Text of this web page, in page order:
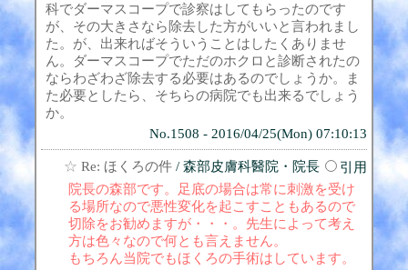
科でダーマスコープで診察はしてもらったのです
が、その大きさなら除去した方がいいと言われまし
た。が、出来ればそういうことはしたくありませ
ん。ダーマスコープでただのホクロと診断されたの
ならわざわざ除去する必要はあるのでしょうか。ま
た必要としたら、そちらの病院でも出来るでしょう
か。
No.1508 - 2016/04/25(Mon) 07:10:13
☆ Re: ほくろの件 / 森部皮膚科醫院・院長
引用
院長の森部です。足底の場合は常に刺激を受け
る場所なので悪性変化を起こすこともあるので
切除をお勧めますが・・・。先生によって考え
方は色々なので何とも言えません。
もちろん当院でもほくろの手術はしています。